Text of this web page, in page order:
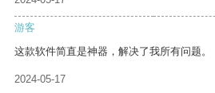
游客
这款软件简直是神器，解决了我所有问题。
2024-05-17